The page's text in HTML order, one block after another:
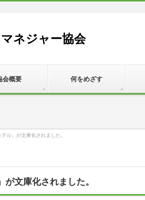
ネジャー協会
会概要 何をめざす
ル」が文庫化されました。
文庫化されました。